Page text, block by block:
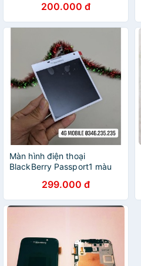
200.000 đ
Màn hình điện thoại
BlackBerry Passport1 màu
299.000 đ